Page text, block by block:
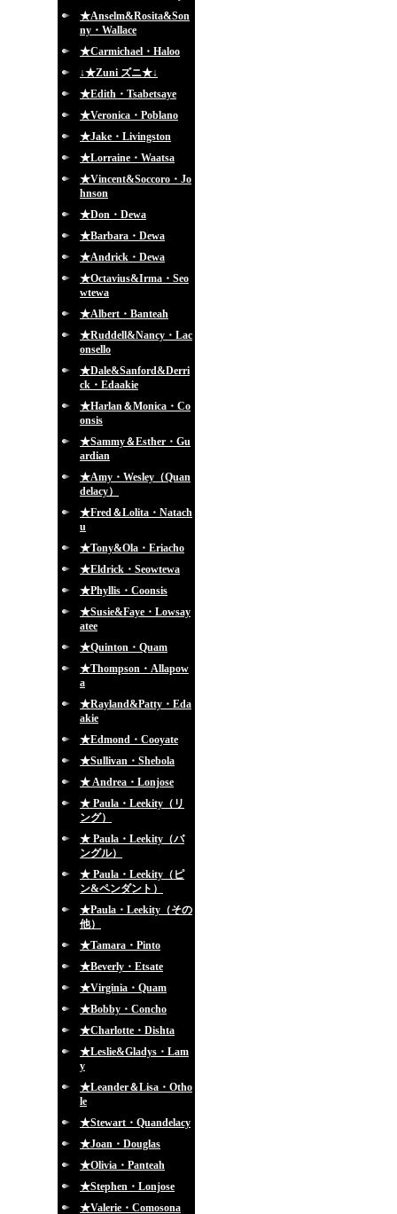
★Anselm&Rosita&Son
ny・Wallace
★Carmichael・Haloo
↓★Zuni ズニ★↓
★Edith・Tsabetsaye
★Veronica・Poblano
★Jake・Livingston
★Lorraine・Waatsa
★Vincent&Soccoro・Jo
hnson
★Don・Dewa
★Barbara・Dewa
★Andrick・Dewa
★Octavius&Irma・Seo
wtewa
★Albert・Banteah
★Ruddell&Nancy・Lac
onsello
★Dale&Sanford&Derri
ck・Edaakie
★Harlan＆Monica・Co
onsis
★Sammy＆Esther・Gu
ardian
★Amy・Wesley（Quan
delacy）
★Fred＆Lolita・Natach
u
★Tony&Ola・Eriacho
★Eldrick・Seowtewa
★Phyllis・Coonsis
★Susie&Faye・Lowsay
atee
★Quinton・Quam
★Thompson・Allapow
a
★Rayland&Patty・Eda
akie
★Edmond・Cooyate
★Sullivan・Shebola
★ Andrea・Lonjose
★ Paula・Leekity（リ
ング）
★ Paula・Leekity（バ
ングル）
★ Paula・Leekity（ピ
ン&ペンダント）
★Paula・Leekity（その
他）
★Tamara・Pinto
★Beverly・Etsate
★Virginia・Quam
★Bobby・Concho
★Charlotte・Dishta
★Leslie&Gladys・Lam
y
★Leander＆Lisa・Otho
le
★Stewart・Quandelacy
★Joan・Douglas
★Olivia・Panteah
★Stephen・Lonjose
★Valerie・Comosona